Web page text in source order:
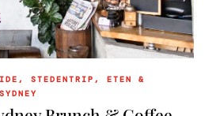
,STEDENTRIP ,ETEN &
SYDNEY